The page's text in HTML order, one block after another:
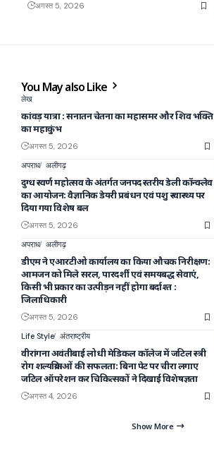
अगस्त 5, 2026
You May also Like
लेख
कांवड़ यात्रा : सनातन चेतना का महासमर और शिव भक्ति
का महाकुंभ
अगस्त 5, 2026
अपराध अलीगढ़
दुग्ध स्वर्ण महोत्सव के अंतर्गत जनपद स्तरीय डेली कॉन्क्लेव
का आयोजन: वैज्ञानिक डेयरी प्रबंधन एवं पशु स्वास्थ्य पर
दिया गया विशेष बल
अगस्त 5, 2026
अपराध अलीगढ़
डीएम ने एआरटीओ कार्यालय का किया औचक निरीक्षण:
आमजन को मिले सरल, पारदर्शी एवं समयबद्ध सेवाएं,
किसी भी प्रकार का उत्पीड़न नहीं होगा बर्दाश्त :
जिलाधिकारी
अगस्त 5, 2026
Life Style अंतराष्ट्रीय
वीरांगना अवंतीबाई लोधी मेडिकल कॉलेज में जटिल स्त्री
रोग शल्यक्रियाओं की सफलता: बिना पेट पर चीरा लगाए
जटिल ऑपरेशन कर चिकित्सकों ने दिखाई विशेषज्ञता
अगस्त 4, 2026
Show More